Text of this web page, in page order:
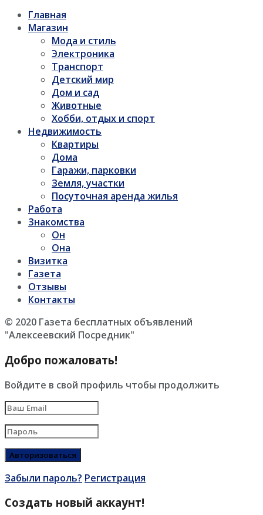
Главная
Магазин
Мода и стиль
Электроника
Транспорт
Детский мир
Дом и сад
Животные
Хобби, отдых и спорт
Недвижимость
Квартиры
Дома
Гаражи, парковки
Земля, участки
Посуточная аренда жилья
Работа
Знакомства
Он
Она
Визитка
Газета
Отзывы
Контакты
© 2020 Газета бесплатных объявлений
"Алексеевский Посредник"
Добро пожаловать!
Войдите в свой профиль чтобы продолжить
Забыли пароль? Регистрация
Создать новый аккаунт!